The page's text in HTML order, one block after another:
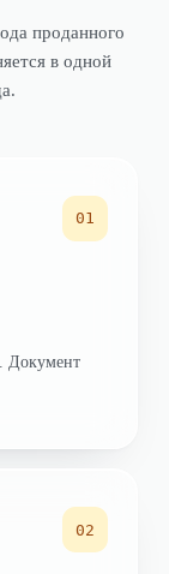
проданного
в одной
01
Документ
02